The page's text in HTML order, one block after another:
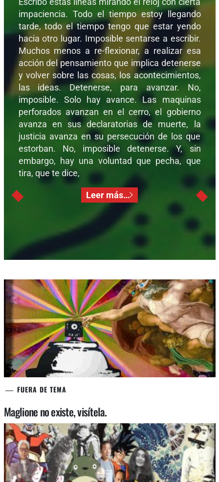
impaciencia. Todo el tiempo estoy llegando
tarde, todo el tiempo tengo que estar yendo
hacia otro lugar. Imposible sentarse a escribir.
Muchos menos a re-flexionar, a realizar esa
acción del pensamiento que implica detenerse
y volver sobre las cosas, los acontecimientos,
las ideas. Detenerse, para avanzar. No,
imposible. Solo hay avance. Las maquinas
perforados avanzan en el cerro, el gobierno
avanza en sus declaratorias de muerte, la
justicia avanza en su persecución de los que
estorban. No, imposible detenerse. Y, sin
embargo, hay una voluntad que pecha, que
tira, que te dice,
Leer más…
FUERA DE TEMA
Maglione no existe, visítela.